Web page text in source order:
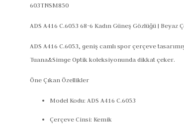
603TNSM850
ADS A416 C.6053 68-6 Kadın Güneş Gözlüğü |
ADS A416 C.6053, geniş camlı spor çerçeve
Tuana&Simge Optik koleksiyonunda dikkat çeker.
Öne Çıkan Özellikler
Model Kodu: ADS A416 C.6053
Çerçeve Cinsi: Kemik